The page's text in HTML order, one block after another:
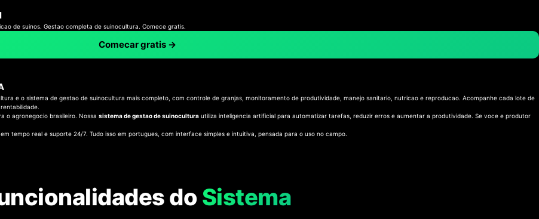
de suinos. Gestao completa de suinocultura. Comece gratis.
Comecar gratis →
e o sistema de gestao de suinocultura mais completo, com controle de granjas, monitoramento de produtividade, manejo sanitario, nutricao e reproducao. Acompanhe cada lote de
o agronegocio brasileiro. Nossa sistema de gestao de suinocultura utiliza inteligencia artificial para automatizar tarefas, reduzir erros e aumentar a produtividade. Se voce e produtor
tempo real e suporte 24/7. Tudo isso em portugues, com interface simples e intuitiva, pensada para o uso no campo.
doSistema